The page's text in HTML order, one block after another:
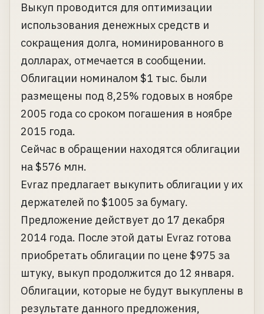
Выкуп проводится для оптимизации
использования денежных средств и
сокращения долга, номинированного в
долларах, отмечается в сообщении.
Облигации номиналом $1 тыс. были
размещены под 8,25% годовых в ноябре
2005 года со сроком погашения в ноябре
2015 года.
Сейчас в обращении находятся облигации
на $576 млн.
Evraz предлагает выкупить облигации у их
держателей по $1005 за бумагу.
Предложение действует до 17 декабря
2014 года. После этой даты Evraz готова
приобретать облигации по цене $975 за
штуку, выкуп продолжится до 12 января.
Облигации, которые не будут выкуплены в
результате данного предложения,